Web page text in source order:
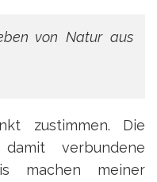
von Natur aus
zustimmen. Die
verbundene
machen meiner